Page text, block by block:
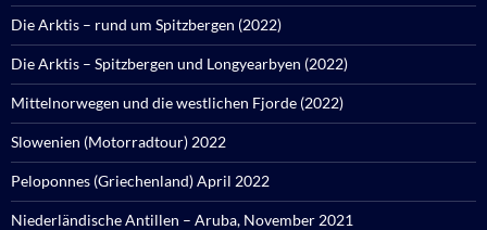
Die Arktis – rund um Spitzbergen (2022)
Die Arktis – Spitzbergen und Longyearbyen (2022)
Mittelnorwegen und die westlichen Fjorde (2022)
Slowenien (Motorradtour) 2022
Peloponnes (Griechenland) April 2022
Niederländische Antillen – Aruba, November 2021